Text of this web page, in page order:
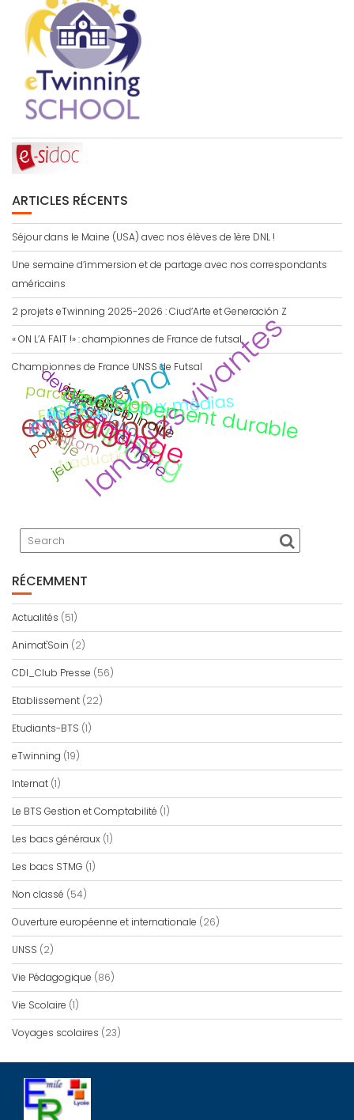
ARTICLES RÉCENTS
Séjour dans le Maine (USA) avec nos élèves de 1ère DNL !
Une semaine d’immersion et de partage avec nos correspondants
américains
2 projets eTwinning 2025-2026 : Ciud’Arte et Generación Z
« ON L’A FAIT !» : championnes de France de futsal
Championnes de France UNSS de Futsal
jeu
traduction
CDI
Viaje
Barcelona
eTwinning
langues vivantes
espagnol
parcours citoyen
Calitom
ECLORE
allemand
Secondes
devoir de mémoire
échange
AMACéducation aux médias
portes ouvertes
interdisciplinaire
développement durable
RÉCEMMENT
Actualités (51)
Animat'Soin (2)
CDI_Club Presse (56)
Etablissement (22)
Etudiants-BTS (1)
eTwinning (19)
Internat (1)
Le BTS Gestion et Comptabilité (1)
Les bacs généraux (1)
Les bacs STMG (1)
Non classé (54)
Ouverture européenne et internationale (26)
UNSS (2)
Vie Pédagogique (86)
Vie Scolaire (1)
Voyages scolaires (23)